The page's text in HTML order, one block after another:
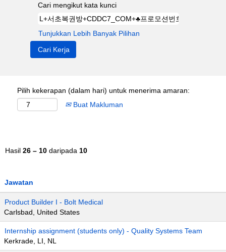
Cari mengikut kata kunci
Tunjukkan Lebih Banyak Pilihan
Pilih kekerapan (dalam hari) untuk menerima amaran:
Buat Makluman
Hasil 26 – 10 daripada 10
Jawatan
Product Builder I - Bolt Medical
Carlsbad, United States
Internship assignment (students only) - Quality Systems Team
Kerkrade, LI, NL